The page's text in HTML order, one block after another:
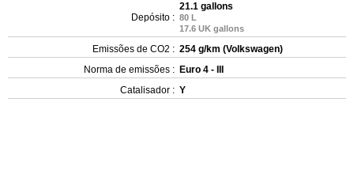
Depósito :
21.1 gallons
80 L
17.6 UK gallons
Emissões de CO2 : 254 g/km (Volkswagen)
Norma de emissões : Euro 4 - III
Catalisador : Y